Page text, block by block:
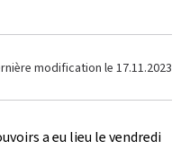
modification le 17.11.2023
a eu lieu le vendredi